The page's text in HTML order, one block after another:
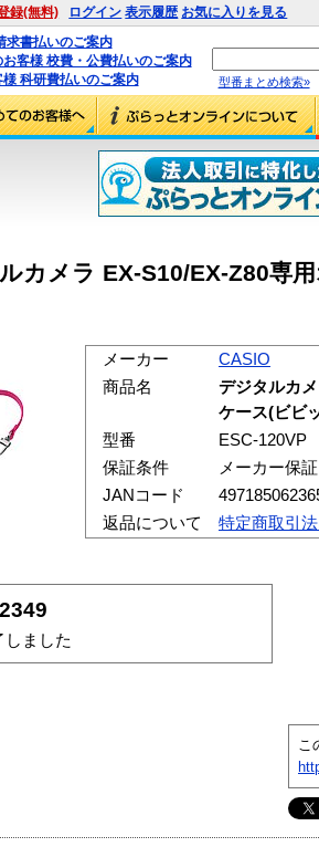
録(無料) ログイン 表示履歴 お気に入りを見る
求書払いのご案内
客様 校費・公費払いのご案内
科研費払いのご案内
型番まとめ検索»
カメラ EX-S10/EX-Z80専
メーカー
CASIO
商品名
デジタルカ
ケース(ビビ
型番
ESC-120VP
保証条件
メーカー保証
JANコード
返品について
特定商取引
ました
こ